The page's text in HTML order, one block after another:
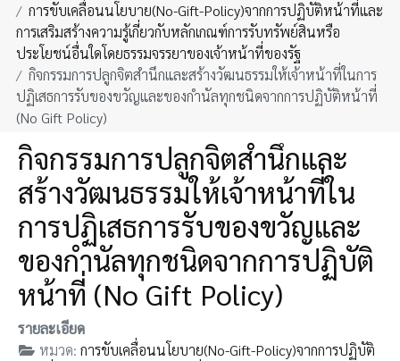
c
e
b
o
k
u
T
u
b
การขับเคลื่อนนโยบาย(No-Gift-Policy)จากการปฏิบัติหน้าที่และ
การเสริมสร้างความรู้เกี่ยวกับหลักเกณฑ์การรับทรัพย์สินหรือ
ประโยชน์อื่นใดโดยธรรมจรรยาของเจ้าหน้าที่ของรัฐ
กิจกรรมการปลูกจิตสำนึกและสร้างวัฒนธรรมให้เจ้าหน้าที่ในการ
ปฏิเสธการรับของขวัญและของกำนัลทุกชนิดจากการปฏิบัติหน้าที่
(No Gift Policy)
กิจกรรมการปลูกจิตสำนึกและ
สร้างวัฒนธรรมให้เจ้าหน้าที่ใน
การปฏิเสธการรับของขวัญและ
ของกำนัลทุกชนิดจากการปฏิบัติ
หน้าที่ (No Gift Policy)
รายละเอียด
หมวด: การขับเคลื่อนนโยบาย(No-Gift-Policy)จากการปฏิบัติ